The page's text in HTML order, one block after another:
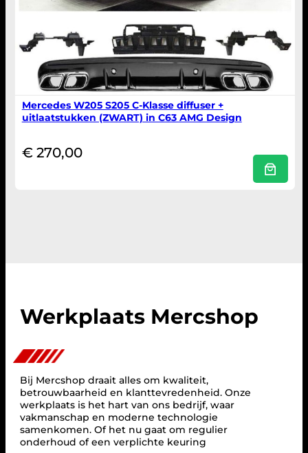
Mercedes W205 S205 C-Klasse diffuser +
uitlaatstukken (ZWART) in C63 AMG Design
€ 270,00
Werkplaats Mercshop
Bij Mercshop draait alles om kwaliteit,
betrouwbaarheid en klanttevredenheid. Onze
werkplaats is het hart van ons bedrijf, waar
vakmanschap en moderne technologie
samenkomen. Of het nu gaat om regulier
onderhoud of een verplichte keuring